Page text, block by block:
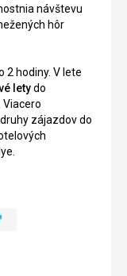
návštevu
hôr
2 hodiny. V lete
letydo
zájazdov do